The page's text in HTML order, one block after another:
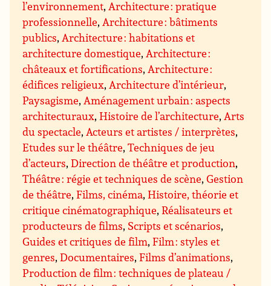
l’environnement,Architecture : pratique
professionnelle,Architecture : bâtiments
publics,Architecture : habitations et
architecture domestique,Architecture :
châteaux et fortifications,Architecture :
édifices religieux,Architecture d’intérieur,
Paysagisme,Aménagement urbain : aspects
architecturaux,Histoire de l’architecture,Arts
du spectacle,Acteurs et artistes / interprètes,
Etudes sur le théâtre,Techniques de jeu
d’acteurs,Direction de théâtre et production,
Théâtre : régie et techniques de scène,Gestion
de théâtre,Films, cinéma,Histoire, théorie et
critique cinématographique,Réalisateurs et
producteurs de films, Scripts et scénarios,
Guides et critiques de film,Film : styles et
genres,Documentaires,Films d’animations,
Production de film : techniques de plateau /